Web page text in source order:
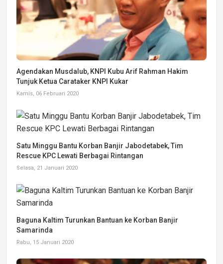
Agendakan Musdalub, KNPI Kubu Arif Rahman Hakim
Tunjuk Ketua Carataker KNPI Kukar
Kamis, 06 Februari 2020
Satu Minggu Bantu Korban Banjir Jabodetabek, Tim
Rescue KPC Lewati Berbagai Rintangan
Selasa, 21 Januari 2020
Baguna Kaltim Turunkan Bantuan ke Korban Banjir
Samarinda
Rabu, 15 Januari 2020